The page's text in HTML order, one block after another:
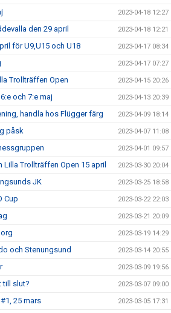
2023-04-18 12:27
den 29 april 2023-04-18 12:21
för U9,U15 och U18 2023-04-17 08:34
2023-04-17 07:27
Trollträffen Open 2023-04-15 20:26
och 7:e maj 2023-04-13 20:39
handla hos Flügger färg 2023-04-09 18:14
påsk 2023-04-07 11:08
2023-04-01 09:57
Lilla Trollträffen Open 15 april 2023-03-30 20:04
JK 2023-03-25 18:58
Cup 2023-03-22 22:03
2023-03-21 20:09
2023-03-19 14:29
och Stenungsund 2023-03-14 20:55
2023-03-09 19:56
till slut? 2023-03-07 09:00
25 mars 2023-03-05 17:31